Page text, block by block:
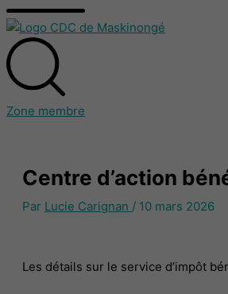
Zone membre
Centre d’action
Par Lucie Carignan / 10 mars 2026
Les détails sur le service d’impôt